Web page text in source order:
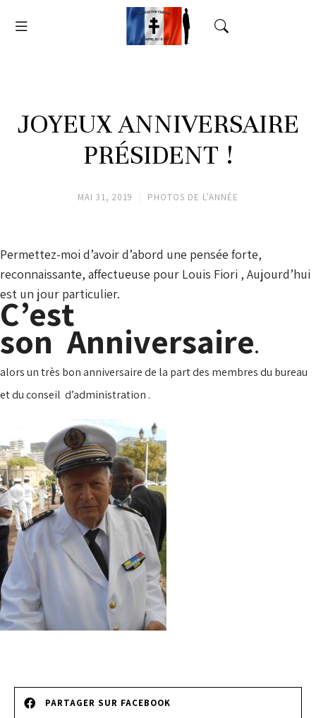
JOYEUX ANNIVERSAIRE
PRÉSIDENT !
MAI 31, 2019 PHOTOS DE L'ANNÉE
Permettez-moi d’avoir d’abord une pensée forte,
reconnaissante, affectueuse pour Louis Fiori , Aujourd’hui
est un jour particulier.
C’est
son Anniversaire.
alors un très bon anniversaire de la part des membres du bureau
et du conseil d’administration .
PARTAGER SUR FACEBOOK